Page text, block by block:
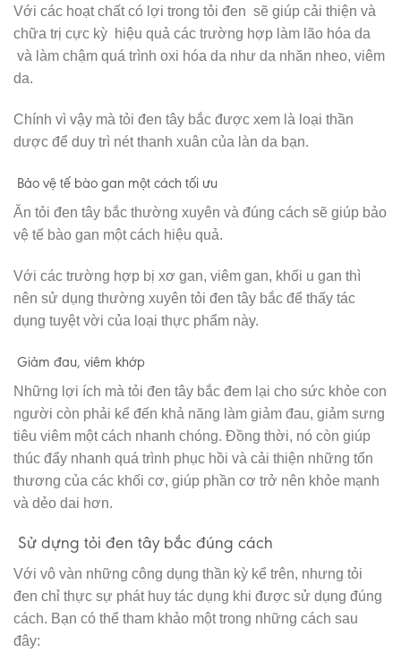
Với các hoạt chất có lợi trong tỏi đen sẽ giúp cải thiện và
chữa trị cực kỳ hiệu quả các trường hợp làm lão hóa da
và làm chậm quá trình oxi hóa da như da nhăn nheo, viêm
da.
Chính vì vậy mà tỏi đen tây bắc được xem là loại thần
dược để duy trì nét thanh xuân của làn da bạn.
Bảo vệ tế bào gan một cách tối ưu
Ăn tỏi đen tây bắc thường xuyên và đúng cách sẽ giúp bảo
vệ tế bào gan một cách hiệu quả.
Với các trường hợp bị xơ gan, viêm gan, khối u gan thì
nên sử dụng thường xuyên tỏi đen tây bắc để thấy tác
dụng tuyệt vời của loại thực phẩm này.
Giảm đau, viêm khớp
Những lợi ích mà tỏi đen tây bắc đem lại cho sức khỏe con
người còn phải kể đến khả năng làm giảm đau, giảm sưng
tiêu viêm một cách nhanh chóng. Đồng thời, nó còn giúp
thúc đẩy nhanh quá trình phục hồi và cải thiện những tổn
thương của các khối cơ, giúp phần cơ trở nên khỏe mạnh
và dẻo dai hơn.
Sử dựng tỏi đen tây bắc đúng cách
Với vô vàn những công dụng thần kỳ kể trên, nhưng tỏi
đen chỉ thực sự phát huy tác dụng khi được sử dụng đúng
cách. Bạn có thể tham khảo một trong những cách sau
đây: